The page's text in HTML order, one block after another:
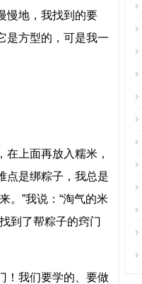
慢地，我找到的要
是方型的，可是我一
上面再放入糯米，
点是绑粽子，我总是
。”我说：“淘气的米
到了帮粽子的窍门
！我们要学的、要做